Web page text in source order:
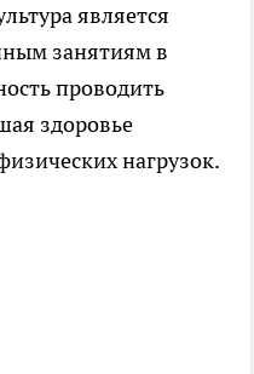
является
занятиям в
проводить
здоровье
нагрузок.